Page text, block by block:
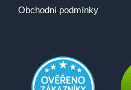
Obchodní podmínky